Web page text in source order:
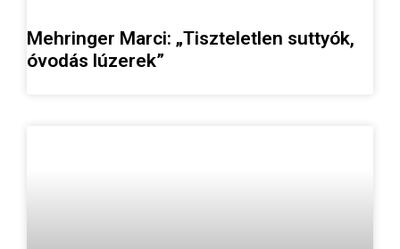
Mehringer Marci: „Tiszteletlen suttyók,
óvodás lúzerek”